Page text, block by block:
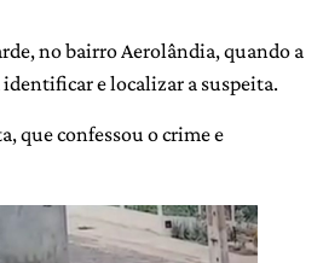
no bairro Aerolândia, quando a
e localizar a suspeita.
que confessou o crime e